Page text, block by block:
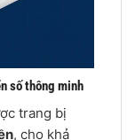
số thông minh
trang bị
, cho khả